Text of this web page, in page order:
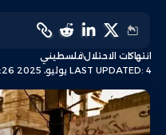
LAST UPDATED: 4 يوليو، 2025 5:26 م
انتهاكات الاحتلالفلسطيني